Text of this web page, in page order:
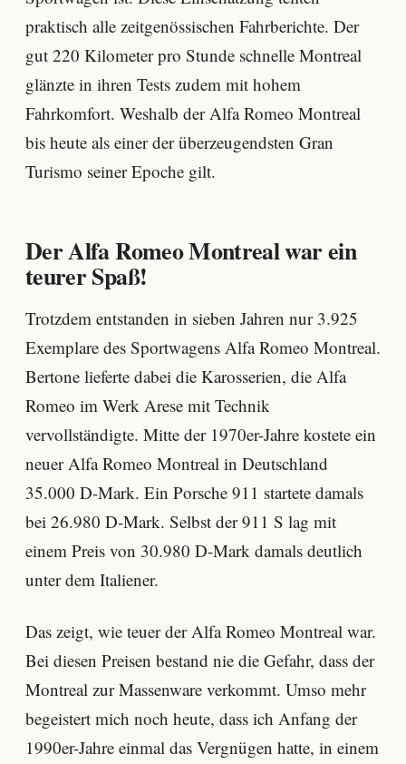
praktisch alle zeitgenössischen Fahrberichte. Der
gut 220 Kilometer pro Stunde schnelle Montreal
glänzte in ihren Tests zudem mit hohem
Fahrkomfort. Weshalb der Alfa Romeo Montreal
bis heute als einer der überzeugendsten Gran
Turismo seiner Epoche gilt.
Der Alfa Romeo Montreal war ein
teurer Spaß!
Trotzdem entstanden in sieben Jahren nur 3.925
Exemplare des Sportwagens Alfa Romeo Montreal.
Bertone lieferte dabei die Karosserien, die Alfa
Romeo im Werk Arese mit Technik
vervollständigte. Mitte der 1970er-Jahre kostete ein
neuer Alfa Romeo Montreal in Deutschland
35.000 D-Mark. Ein Porsche 911 startete damals
bei 26.980 D-Mark. Selbst der 911 S lag mit
einem Preis von 30.980 D-Mark damals deutlich
unter dem Italiener.
Das zeigt, wie teuer der Alfa Romeo Montreal war.
Bei diesen Preisen bestand nie die Gefahr, dass der
Montreal zur Massenware verkommt. Umso mehr
begeistert mich noch heute, dass ich Anfang der
1990er-Jahre einmal das Vergnügen hatte, in einem